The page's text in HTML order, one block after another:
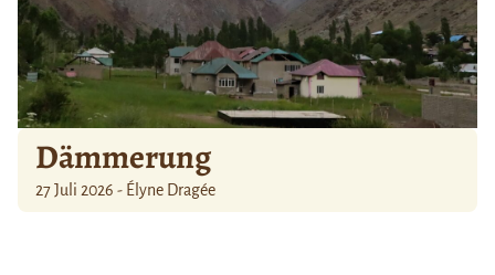
Dämmerung
27 Juli 2026 - Élyne Dragée